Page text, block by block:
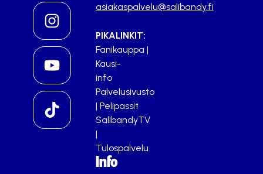
asiakaspalvelu@salibandy.fi
PIKALINKIT:
Fanikauppa |
Kausi-
info
Palvelusivusto
| Pelipassit
SalibandyTV
|
Tulospalvelu
Info